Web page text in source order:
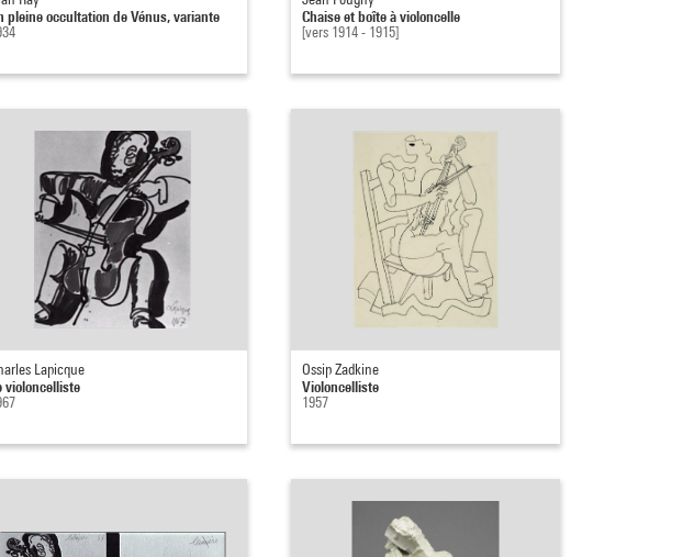
pleine occultation de Vénus, variante Chaise et boîte à violoncelle
[vers 1914 - 1915]
Lapicque
violoncelliste
Ossip Zadkine
Violoncelliste
1957